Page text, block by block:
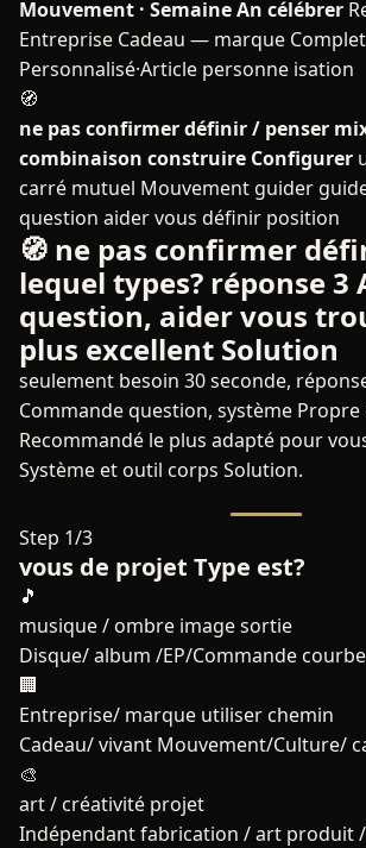
Mouvement · Semaine An célébrer
Entreprise Cadeau — marque Complet
Personnalisé·Article personne isation
🧭
ne pas confirmer définir / penser
combinaison construire Configurer
carré mutuel Mouvement guider
question aider vous définir position
🧭 ne pas confirmer
lequel types? réponse 3
question, aider vous
plus excellent Solution
seulement besoin 30 seconde,
Commande question, système
Recommandé le plus adapté pour
Système et outil corps Solution.
Step 1/3
vous de projet Type est?
🎵
musique / ombre image sortie
Disque/ album /EP/Commande
🏢
Entreprise/ marque utiliser chemin
Cadeau/ vivant Mouvement/Culture/
🎨
art / créativité projet
Indépendant fabrication / art produit